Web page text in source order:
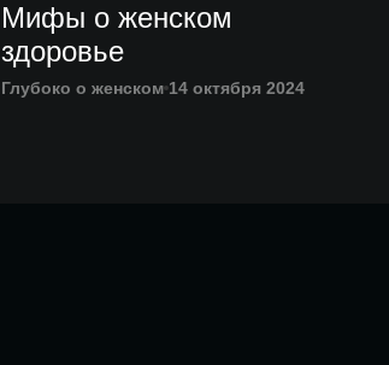
Мифы о женском
здоровье
Глубоко о женском 14 октября 2024